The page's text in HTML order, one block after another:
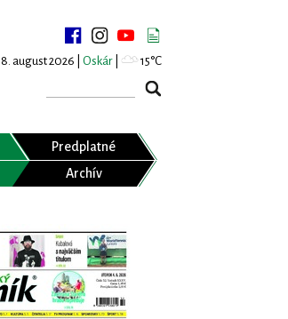
8. august 2026 | Oskár 15°C
Predplatné
Archív